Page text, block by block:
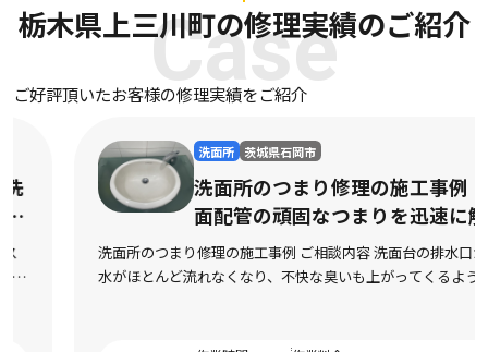
Case
栃木県上三川町の修理実績のご紹介
ご好評頂いたお客様の修理実績をご紹介
洗面所 茨城県石岡市
洗面所のつまり修理の施工事例｜洗
面配管の頑固なつまりを迅速に解消
洗面所のつまり修理の施工事例 ご相談内容 洗面台の排水口から
水がほとんど流れなくなり、不快な臭いも上がってくるようにな